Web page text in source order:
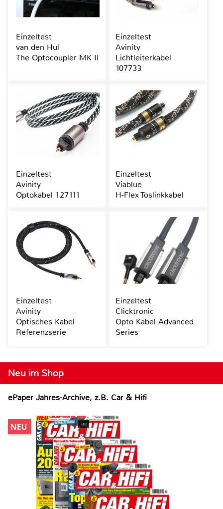
Neu im Shop
ePaper Jahres-Archive, z.B. Car & Hifi
Einzeltest
van den Hul
The Optocoupler MK II
Einzeltest
Avinity
Lichtleiterkabel
107733
Einzeltest
Avinity
Optokabel 127111
Einzeltest
Viablue
H-Flex Toslinkkabel
Einzeltest
Avinity
Optisches Kabel
Referenzserie
Einzeltest
Clicktronic
Opto Kabel Advanced
Series